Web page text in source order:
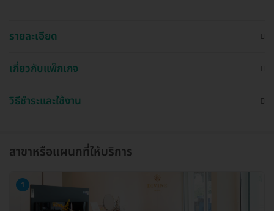
รายละเอียด
เกี่ยวกับแพ็กเกจ
วิธีชำระและใช้งาน
สาขาหรือแผนกที่ให้บริการ
1